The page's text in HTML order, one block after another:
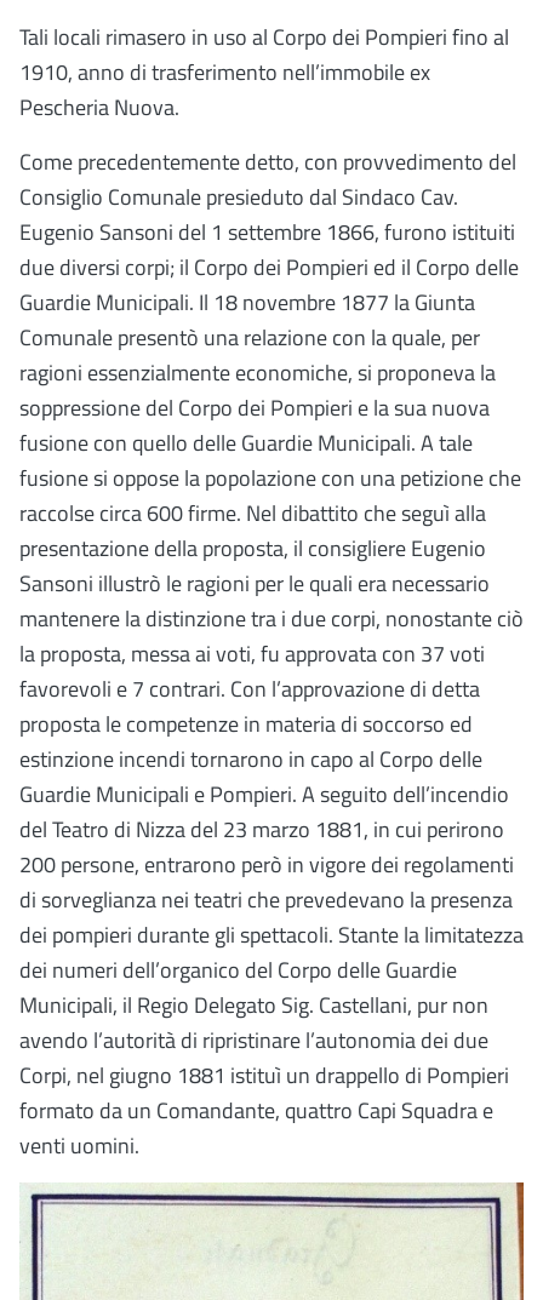
Tali locali rimasero in uso al Corpo dei Pompieri fino al
1910, anno di trasferimento nell’immobile ex
Pescheria Nuova.
Come precedentemente detto, con provvedimento del
Consiglio Comunale presieduto dal Sindaco Cav.
Eugenio Sansoni del 1 settembre 1866, furono istituiti
due diversi corpi; il Corpo dei Pompieri ed il Corpo delle
Guardie Municipali. Il 18 novembre 1877 la Giunta
Comunale presentò una relazione con la quale, per
ragioni essenzialmente economiche, si proponeva la
soppressione del Corpo dei Pompieri e la sua nuova
fusione con quello delle Guardie Municipali. A tale
fusione si oppose la popolazione con una petizione che
raccolse circa 600 firme. Nel dibattito che seguì alla
presentazione della proposta, il consigliere Eugenio
Sansoni illustrò le ragioni per le quali era necessario
mantenere la distinzione tra i due corpi, nonostante ciò
la proposta, messa ai voti, fu approvata con 37 voti
favorevoli e 7 contrari. Con l’approvazione di detta
proposta le competenze in materia di soccorso ed
estinzione incendi tornarono in capo al Corpo delle
Guardie Municipali e Pompieri. A seguito dell’incendio
del Teatro di Nizza del 23 marzo 1881, in cui perirono
200 persone, entrarono però in vigore dei regolamenti
di sorveglianza nei teatri che prevedevano la presenza
dei pompieri durante gli spettacoli. Stante la limitatezza
dei numeri dell’organico del Corpo delle Guardie
Municipali, il Regio Delegato Sig. Castellani, pur non
avendo l’autorità di ripristinare l’autonomia dei due
Corpi, nel giugno 1881 istituì un drappello di Pompieri
formato da un Comandante, quattro Capi Squadra e
venti uomini.